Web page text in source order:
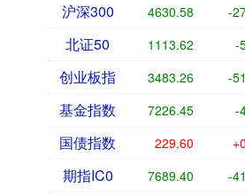
沪深300 4630.58 -
北证50 1113.62 -
创业板指 3483.26 -
基金指数 7226.45 -
国债指数 229.60
期指IC0 7689.40 -